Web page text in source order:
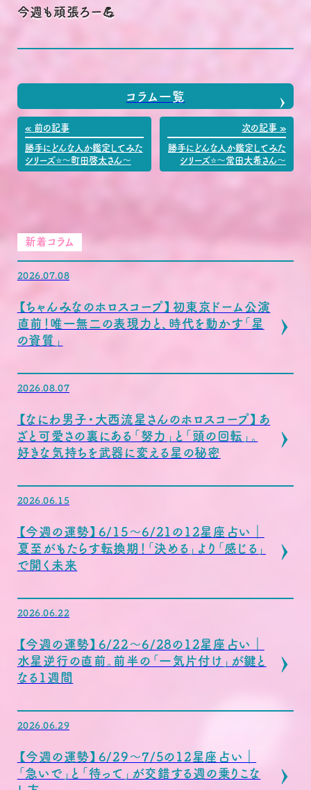
今週も頑張ろー💪
コラム一覧
« 前の記事
勝手にどんな人か鑑定してみた
シリーズ⭐〜町田啓太さん〜
次の記事 »
勝手にどんな人か鑑定してみた
シリーズ⭐〜常田大希さん〜
新着コラム
2026.07.08
【ちゃんみなのホロスコープ】初東京ドーム公演
直前！唯一無二の表現力と、時代を動かす「星
の資質」
2026.08.07
【なにわ男子・大西流星さんのホロスコープ】あ
ざと可愛さの裏にある「努力」と「頭の回転」。
好きな気持ちを武器に変える星の秘密
2026.06.15
【今週の運勢】6/15〜6/21の12星座占い｜
夏至がもたらす転換期！「決める」より「感じる」
で開く未来
2026.06.22
【今週の運勢】6/22〜6/28の12星座占い｜
水星逆行の直前。前半の「一気片付け」が鍵と
なる1週間
2026.06.29
【今週の運勢】6/29〜7/5の12星座占い｜
「急いで」と「待って」が交錯する週の乗りこな